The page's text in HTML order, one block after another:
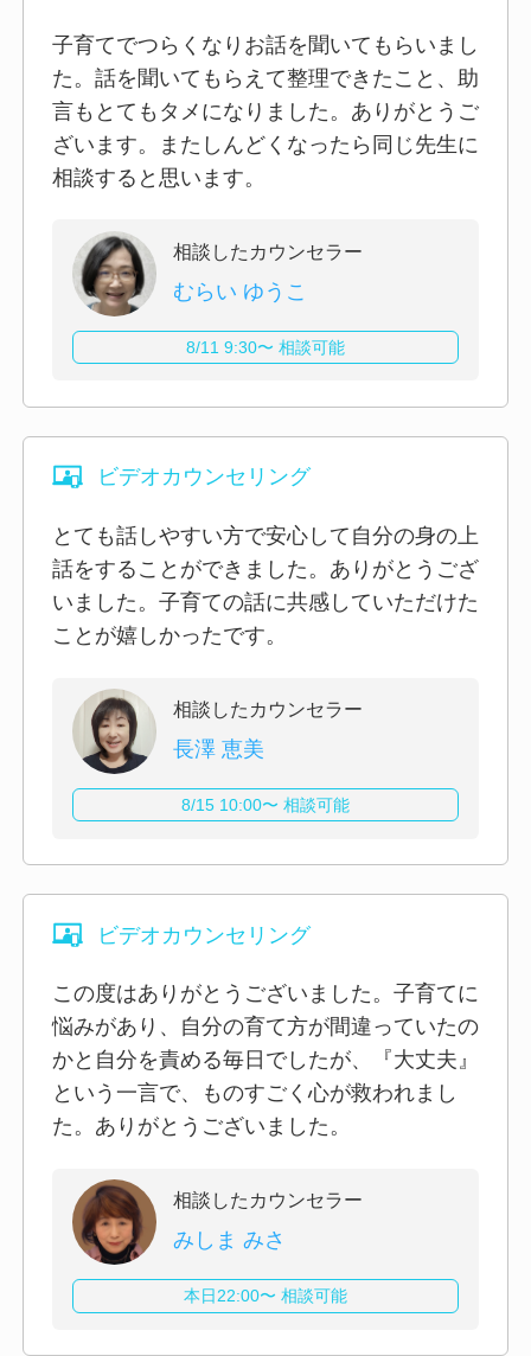
子育てでつらくなりお話を聞いてもらいまし
た。話を聞いてもらえて整理できたこと、助
言もとてもタメになりました。ありがとうご
ざいます。またしんどくなったら同じ先生に
相談すると思います。
相談したカウンセラー
むらい ゆうこ
8/11 9:30〜 相談可能
ビデオカウンセリング
とても話しやすい方で安心して自分の身の上
話をすることができました。ありがとうござ
いました。子育ての話に共感していただけた
ことが嬉しかったです。
相談したカウンセラー
長澤 恵美
8/15 10:00〜 相談可能
ビデオカウンセリング
この度はありがとうございました。子育てに
悩みがあり、自分の育て方が間違っていたの
かと自分を責める毎日でしたが、『大丈夫』
という一言で、ものすごく心が救われまし
た。ありがとうございました。
相談したカウンセラー
みしま みさ
本日22:00〜 相談可能